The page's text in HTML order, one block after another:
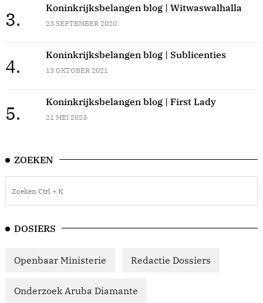
3.
Koninkrijksbelangen blog | Witwaswalhalla
23 SEPTEMBER 2020
4.
Koninkrijksbelangen blog | Sublicenties
13 OKTOBER 2021
5.
Koninkrijksbelangen blog | First Lady
21 MEI 2023
ZOEKEN
DOSIERS
Openbaar Ministerie Redactie Dossiers
Onderzoek Aruba Diamante